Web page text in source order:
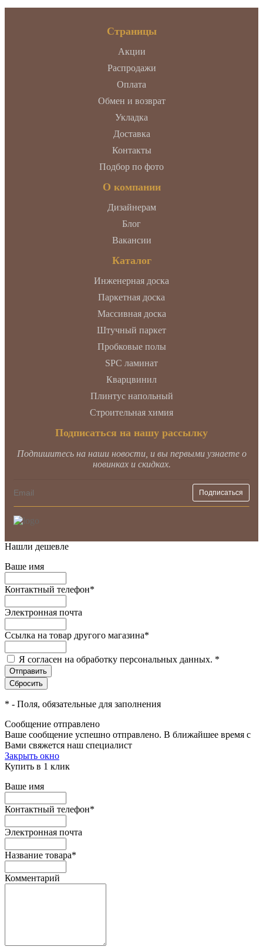
Страницы
Акции
Распродажи
Оплата
Обмен и возврат
Укладка
Доставка
Контакты
Подбор по фото
О компании
Дизайнерам
Блог
Вакансии
Каталог
Инженерная доска
Паркетная доска
Массивная доска
Штучный паркет
Пробковые полы
SPC ламинат
Кварцвинил
Плинтус напольный
Строительная химия
Подписаться на нашу рассылку
Подпишитесь на наши новости, и вы первыми узнаете о
новинках и скидках.
Нашли дешевле
Ваше имя
Контактный телефон*
Электронная почта
Ссылка на товар другого магазина*
Я согласен на обработку персональных данных. *
* - Поля, обязательные для заполнения
Сообщение отправлено
Ваше сообщение успешно отправлено. В ближайшее время с
Вами свяжется наш специалист
Закрыть окно
Купить в 1 клик
Ваше имя
Контактный телефон*
Электронная почта
Название товара*
Комментарий